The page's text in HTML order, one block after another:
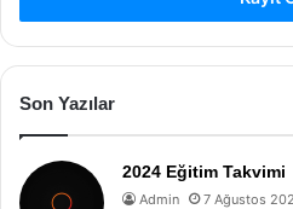
Son Yazılar
2024 Eğitim Takvimi
Admin 7 Ağustos